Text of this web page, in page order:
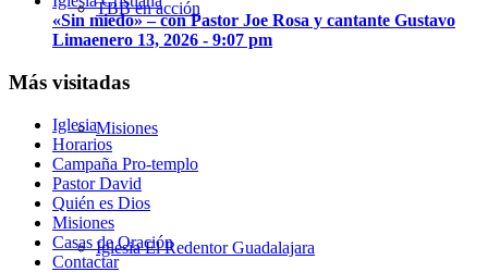
TBB en acción
Misiones
Iglesia El Redentor Guadalajara
«Sin miedo» – con Pastor Joe Rosa y cantante Gustavo
Limaenero 13, 2026 - 9:07 pm
Más visitadas
Iglesia
Horarios
Campaña Pro-templo
Pastor David
Quién es Dios
Misiones
Casas de Oración
Contactar